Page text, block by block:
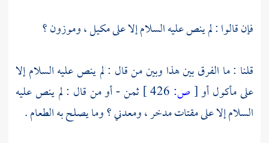
فإن قالوا : لم ينص عليه السلام إلا على مكيل ، وموزون ؟
قلنا : ما الفرق بين هذا وبين من قال : لم ينص عليه السلام إلا
على مأكول أو[ص:
ثمن - أو من قال : لم ينص عليه
السلام إلا على مقتات مدخر ، ومعدني ؟ وما يصلح به الطعام .